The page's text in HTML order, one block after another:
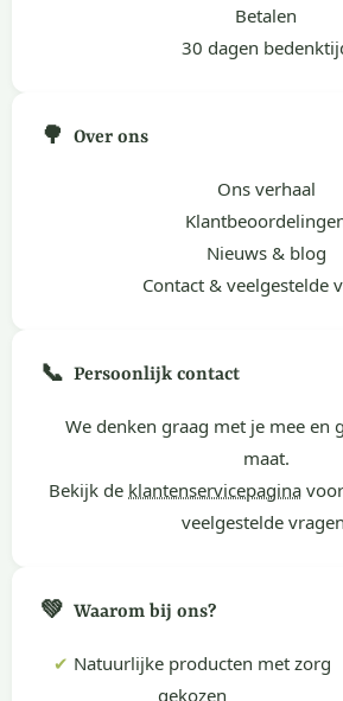
Betalen
30 dagen
🌳 Over ons
Ons verhaal
Nieuws & blog
Contact & veelgestelde
📞 Persoonlijk contact
We denken graag met je mee en
maat.
Bekijk de klantenservicepagina
veelgestelde
💚 Waarom bij ons?
✔ Natuurlijke producten met zorg
gekozen